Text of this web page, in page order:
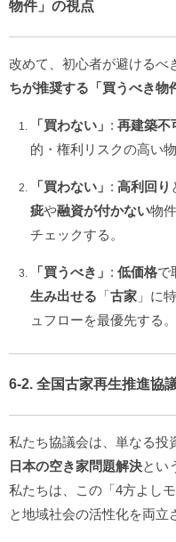
物件」の視点
改めて、初心者が避けるべ
ちが推奨する「買うべき物
「買わない」 : 再建築不
的・権利リスクの高い
「買わない」 : 高利回り
疵や融資が付かない物
チェックする。
「買うべき」 : 低価格で
生み出せる 「古家 」に
ュフローを最優先する。
6-2. 全国古家再生推進協
私たち協議会は、単なる投
日本の空き家問題解決とい
私たちは、この「4方よし
と地域社会の活性化を両立